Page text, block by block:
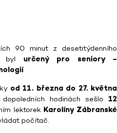
90 minut z desetitýdenního
byl určený pro seniory –
.
od 11. března do 27. května
hodinách sešlo 12
lektorek Karolíny Zábranské
počítač.